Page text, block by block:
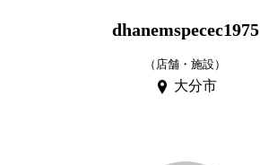
dhanemspecec1975
（店舗・施設）
大分市